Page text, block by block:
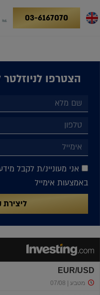
03-6167070
הצטרפו
אני מעוניינ/ת לקבל
באמצעות אימייל